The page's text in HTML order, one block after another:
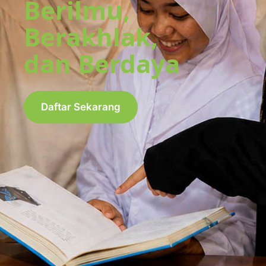
Berilmu,
Berakhlak,
dan Berdaya
Daftar Sekarang